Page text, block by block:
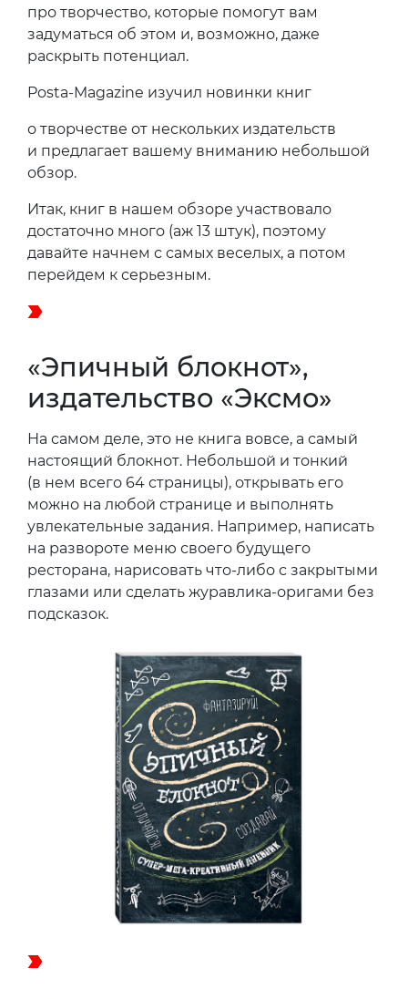
про творчество, которые помогут вам
задуматься об этом и, возможно, даже
раскрыть потенциал.
Posta-Magazine изучил новинки книг
о творчестве от нескольких издательств
и предлагает вашему вниманию небольшой
обзор.
Итак, книг в нашем обзоре участвовало
достаточно много (аж 13 штук), поэтому
давайте начнем с самых веселых, а потом
перейдем к серьезным.
«Эпичный блокнот»,
издательство «Эксмо»
На самом деле, это не книга вовсе, а самый
настоящий блокнот. Небольшой и тонкий
(в нем всего 64 страницы), открывать его
можно на любой странице и выполнять
увлекательные задания. Например, написать
на развороте меню своего будущего
ресторана, нарисовать что-либо с закрытыми
глазами или сделать журавлика-оригами без
подсказок.